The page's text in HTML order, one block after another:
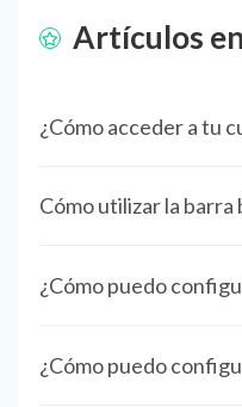
Artículos
¿Cómo acceder a tu
Cómo utilizar la
¿Cómo puedo
¿Cómo puedo